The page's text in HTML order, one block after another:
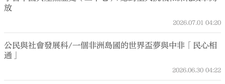
放
2026.07.01 04:20
公民與社會發展科/一個非洲島國的世界盃夢與中非「民心相
通」
2026.06.30 04:22